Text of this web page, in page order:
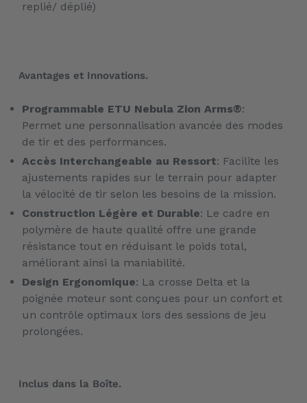
replié/ déplié)
Avantages et Innovations.
Programmable ETU Nebula Zion Arms®:
Permet une personnalisation avancée des modes
de tir et des performances.
Accès Interchangeable au Ressort: Facilite les
ajustements rapides sur le terrain pour adapter
la vélocité de tir selon les besoins de la mission.
Construction Légère et Durable: Le cadre en
polymère de haute qualité offre une grande
résistance tout en réduisant le poids total,
améliorant ainsi la maniabilité.
Design Ergonomique: La crosse Delta et la
poignée moteur sont conçues pour un confort et
un contrôle optimaux lors des sessions de jeu
prolongées.
Inclus dans la Boîte.